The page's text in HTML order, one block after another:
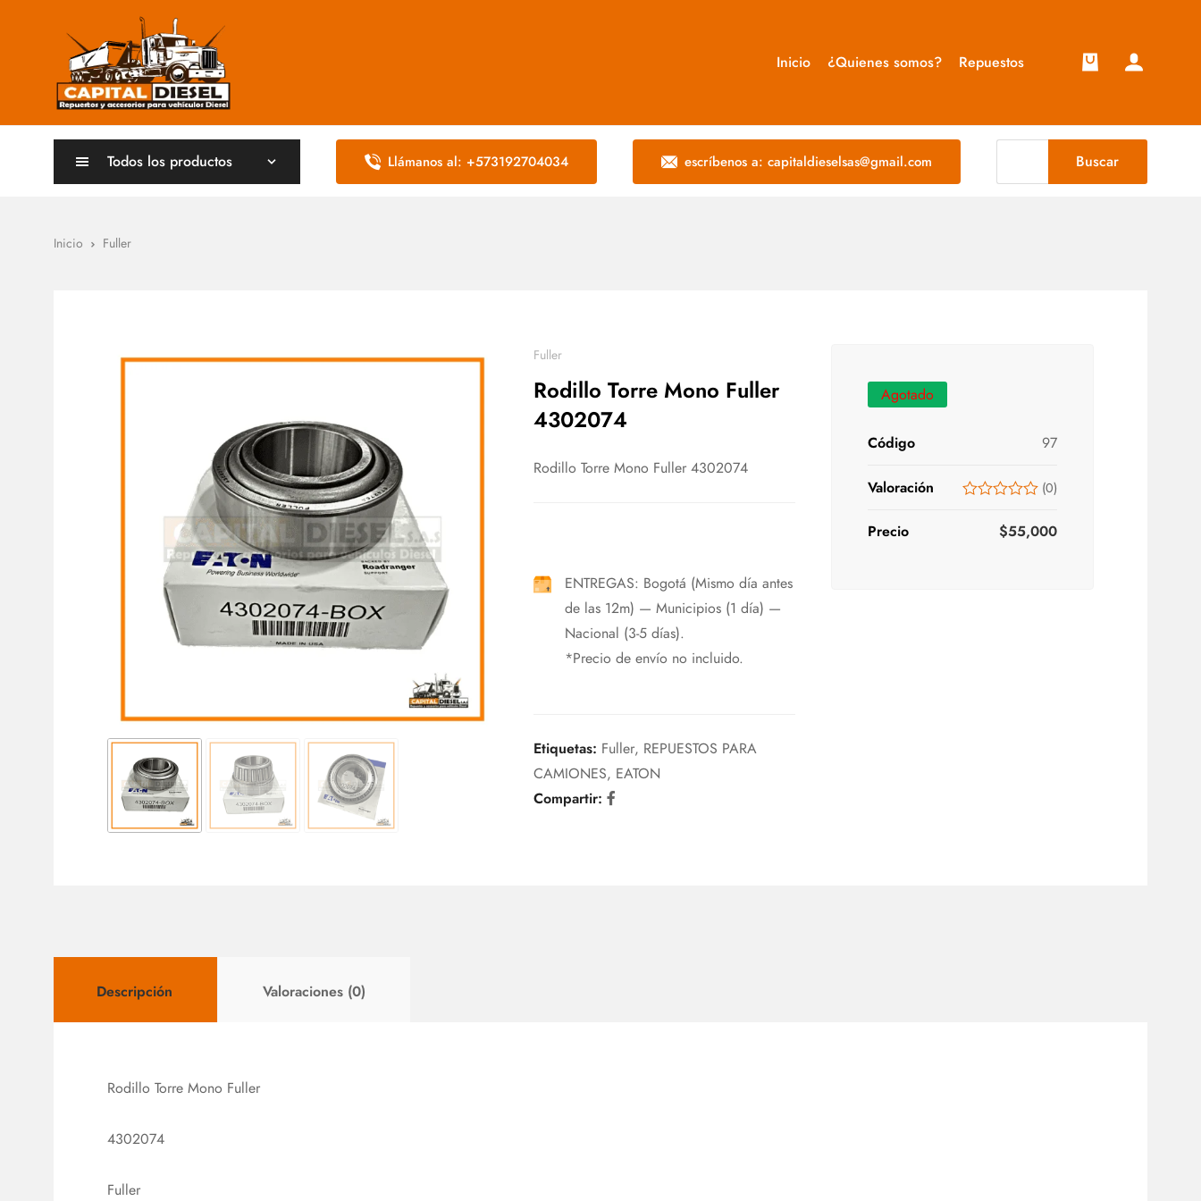
Inicio ¿Quienes somos? Repuestos
Todos los productos Llámanos al: +573192704034 escríbenos a: capitaldieselsas@gmail.com Buscar
Inicio Fuller
Fuller
Rodillo Torre Mono Fuller
4302074
Rodillo Torre Mono Fuller 4302074
ENTREGAS: Bogotá (Mismo día antes
de las 12m) — Municipios (1 día) —
Nacional (3-5 días).
*Precio de envío no incluido.
Etiquetas: Fuller, REPUESTOS PARA
CAMIONES, EATON
Compartir:
Agotado
Código 97
Valoración (0)
Precio $55,000
Descripción Valoraciones (0)
Rodillo Torre Mono Fuller
4302074
Fuller